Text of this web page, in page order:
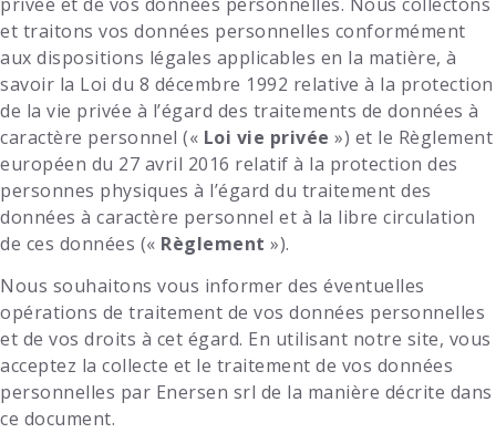
et traitons vos données personnelles conformément
aux dispositions légales applicables en la matière, à
savoir la Loi du 8 décembre 1992 relative à la protection
de la vie privée à l’égard des traitements de données à
caractère personnel (« Loi vie privée ») et le Règlement
européen du 27 avril 2016 relatif à la protection des
personnes physiques à l’égard du traitement des
données à caractère personnel et à la libre circulation
de ces données (« Règlement »).
Nous souhaitons vous informer des éventuelles
opérations de traitement de vos données personnelles
et de vos droits à cet égard. En utilisant notre site, vous
acceptez la collecte et le traitement de vos données
personnelles par Enersen srl de la manière décrite dans
ce document.